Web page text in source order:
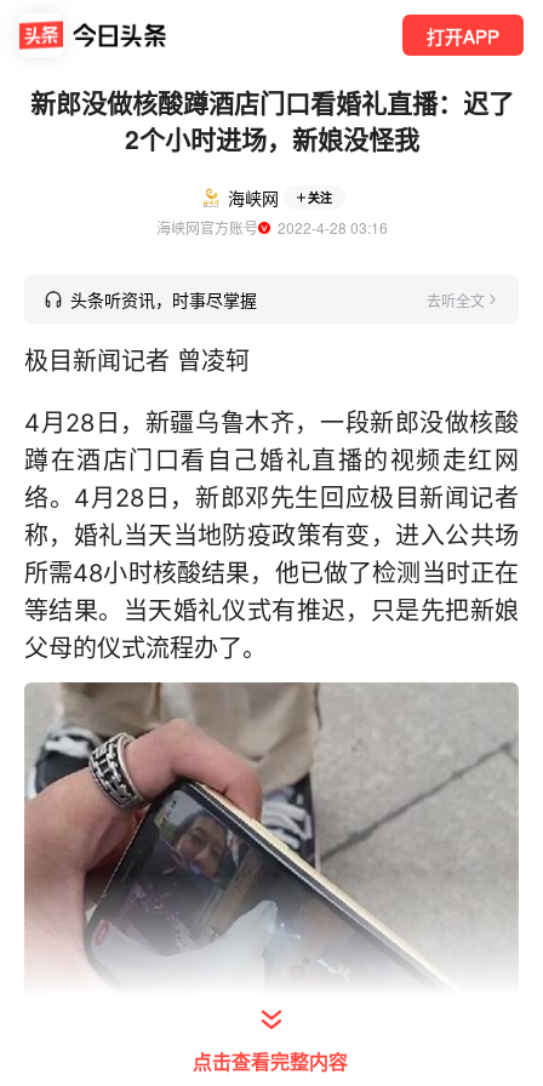
打开APP
新郎没做核酸蹲酒店门口看婚礼直播：迟了
2个小时进场，新娘没怪我
海峡网 关注
海峡网官方账号
  2022-4-28 03:16
头条听资讯，时事尽掌握 去听全文
极目新闻记者 曾凌轲
4月28日，新疆乌鲁木齐，一段新郎没做核酸
蹲在酒店门口看自己婚礼直播的视频走红网
络。4月28日，新郎邓先生回应极目新闻记者
称，婚礼当天当地防疫政策有变，进入公共场
所需48小时核酸结果，他已做了检测当时正在
等结果。当天婚礼仪式有推迟，只是先把新娘
父母的仪式流程办了。
点击查看完整内容